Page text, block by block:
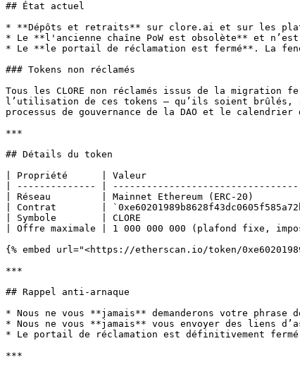
## État actuel
* **Dépôts et retraits** sur clore.ai et sur les
* Le **l'ancienne chaîne PoW est obsolète** et
* Le **le portail de réclamation est fermé**. La
### Tokens non réclamés
Tous les CLORE non réclamés issus de la migration
l’utilisation de ces tokens — qu’ils soient brûlés,
processus de gouvernance de la DAO et le
***
## Détails du token
| Propriété      | Valeur
| -------------- |
| Réseau         | Mainnet Ethereum (ERC-20)
| Contrat        |
| Symbole        | CLORE
| Offre maximale | 1 000 000 000 (plafond fixe,
{% embed url="<https://etherscan.io/token/
***
## Rappel anti-arnaque
* Nous ne vous **jamais** demanderons votre
* Nous ne vous **jamais** vous envoyer des liens
* Le portail de réclamation est définitivement
***